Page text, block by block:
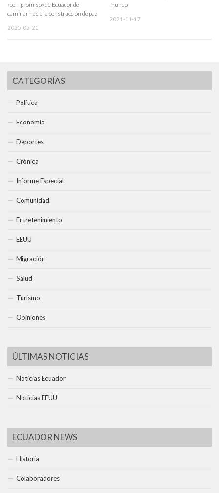
«compromiso» de Ecuador de
caminar hacia la construcción de paz
2025-05-21
mundo
2021-11-17
CATEGORÍAS
Política
Economía
Deportes
Crónica
Informe Especial
Comunidad
Entretenimiento
EEUU
Migración
Salud
Turismo
Opiniones
ÚLTIMAS NOTICIAS
Noticias Ecuador
Noticias EEUU
ECUADOR NEWS
Historia
Colaboradores